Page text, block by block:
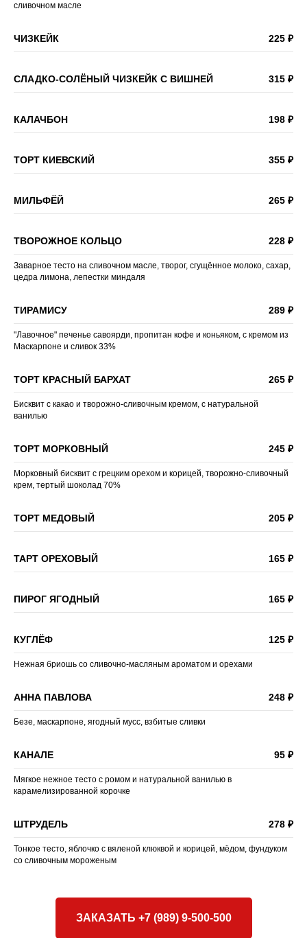
сливочном масле
ЧИЗКЕЙК 225 ₽
СЛАДКО-СОЛЁНЫЙ ЧИЗКЕЙК С ВИШНЕЙ 315 ₽
КАЛАЧБОН 198 ₽
ТОРТ КИЕВСКИЙ 355 ₽
МИЛЬФЁЙ 265 ₽
ТВОРОЖНОЕ КОЛЬЦО 228 ₽
Заварное тесто на сливочном масле, творог, сгущённое молоко, сахар,
цедра лимона, лепестки миндаля
ТИРАМИСУ 289 ₽
"Лавочное" печенье савоярди, пропитан кофе и коньяком, с кремом из
Маскарпоне и сливок 33%
ТОРТ КРАСНЫЙ БАРХАТ 265 ₽
Бисквит с какао и творожно-сливочным кремом, с натуральной
ванилью
ТОРТ МОРКОВНЫЙ 245 ₽
Морковный бисквит с грецким орехом и корицей, творожно-сливочный
крем, тертый шоколад 70%
ТОРТ МЕДОВЫЙ 205 ₽
ТАРТ ОРЕХОВЫЙ 165 ₽
ПИРОГ ЯГОДНЫЙ 165 ₽
КУГЛЁФ 125 ₽
Нежная бриошь со сливочно-масляным ароматом и орехами
АННА ПАВЛОВА 248 ₽
Безе, маскарпоне, ягодный мусс, взбитые сливки
КАНАЛЕ 95 ₽
Мягкое нежное тесто с ромом и натуральной ванилью в
карамелизированной корочке
ШТРУДЕЛЬ 278 ₽
Тонкое тесто, яблочко с вяленой клюквой и корицей, мёдом, фундуком
со сливочным мороженым
ЗАКАЗАТЬ +7 (989) 9-500-500